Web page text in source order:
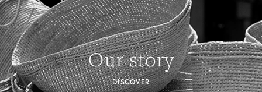
Our story
DISCOVER